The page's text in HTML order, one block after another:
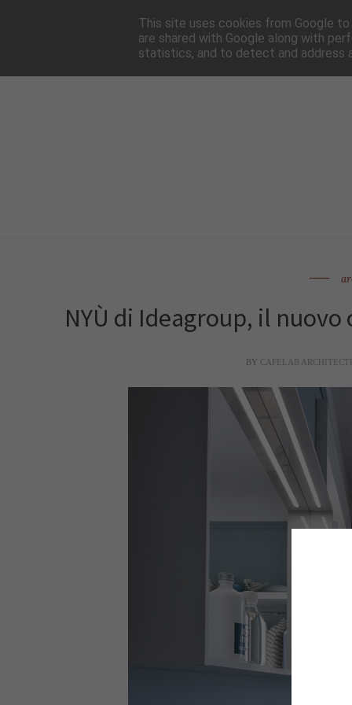
HOME
NYÙ di Ideagroup, il
BY CAFELAB
This site uses cookies from Google
are shared with Google along with
statistics, and to detect and address